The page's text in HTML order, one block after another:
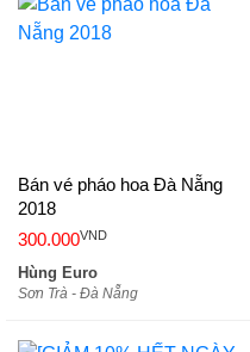
Bán vé pháo hoa Đà Nẵng
2018
300.000VND
Hùng Euro
Sơn Trà - Đà Nẵng